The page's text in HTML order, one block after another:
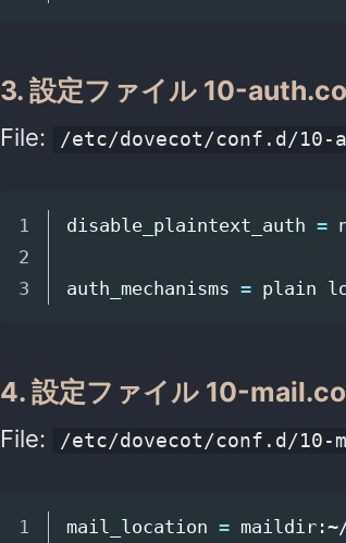
3. 設定ファイル 10-
File: /etc/dovecot/conf.d/10-
1
2
disable_plaintext_auth =
auth_mechanisms = plain
4. 設定ファイル 10-
File: /etc/dovecot/conf.d/10-
mail_location =